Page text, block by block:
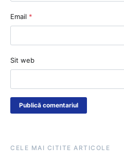
Email *
Sit web
CELE MAI CITITE ARTICOLE